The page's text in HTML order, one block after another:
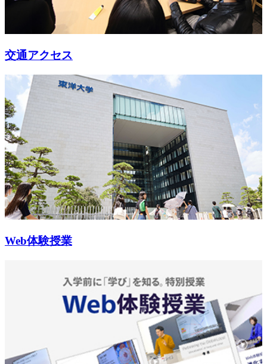
交通アクセス
Web体験授業